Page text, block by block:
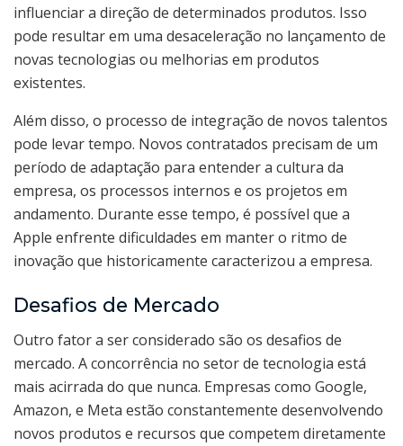
influenciar a direção de determinados produtos. Isso
pode resultar em uma desaceleração no lançamento de
novas tecnologias ou melhorias em produtos
existentes.
Além disso, o processo de integração de novos talentos
pode levar tempo. Novos contratados precisam de um
período de adaptação para entender a cultura da
empresa, os processos internos e os projetos em
andamento. Durante esse tempo, é possível que a
Apple enfrente dificuldades em manter o ritmo de
inovação que historicamente caracterizou a empresa.
Desafios de Mercado
Outro fator a ser considerado são os desafios de
mercado. A concorrência no setor de tecnologia está
mais acirrada do que nunca. Empresas como Google,
Amazon, e Meta estão constantemente desenvolvendo
novos produtos e recursos que competem diretamente